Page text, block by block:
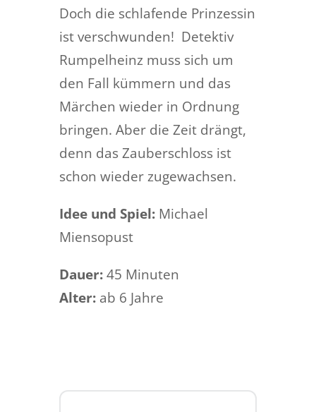
Doch die schlafende Prinzessin
ist verschwunden! Detektiv
Rumpelheinz muss sich um
den Fall kümmern und das
Märchen wieder in Ordnung
bringen. Aber die Zeit drängt,
denn das Zauberschloss ist
schon wieder zugewachsen.
Idee und Spiel: Michael
Miensopust
Dauer: 45 Minuten
Alter: ab 6 Jahre